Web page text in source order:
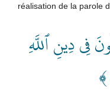
فِي دِينِ ٱللَّهِ